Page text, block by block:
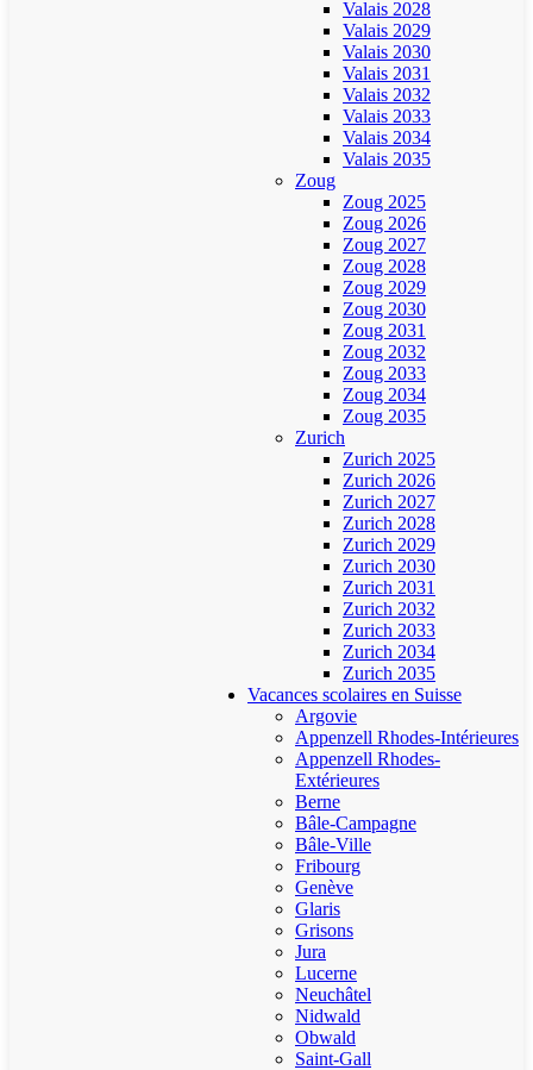
Valais 2028
Valais 2029
Valais 2030
Valais 2031
Valais 2032
Valais 2033
Valais 2034
Valais 2035
Zoug
Zoug 2025
Zoug 2026
Zoug 2027
Zoug 2028
Zoug 2029
Zoug 2030
Zoug 2031
Zoug 2032
Zoug 2033
Zoug 2034
Zoug 2035
Zurich
Zurich 2025
Zurich 2026
Zurich 2027
Zurich 2028
Zurich 2029
Zurich 2030
Zurich 2031
Zurich 2032
Zurich 2033
Zurich 2034
Zurich 2035
Vacances scolaires en Suisse
Argovie
Appenzell Rhodes-Intérieures
Appenzell Rhodes-
Extérieures
Berne
Bâle-Campagne
Bâle-Ville
Fribourg
Genève
Glaris
Grisons
Jura
Lucerne
Neuchâtel
Nidwald
Obwald
Saint-Gall